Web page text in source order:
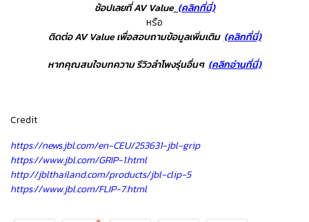
ช้อปเลยที่ AV Value (คลิกที่นี่)
หรือ
ติดต่อ AV Value เพื่อสอบถามข้อมูลเพิ่มเติม (คลิกที่นี่)
หากคุณสนใจบทความ รีวิวลำโพงรุ่นอื่นๆ (คลิกอ่านที่นี่)
Credit
https://news.jbl.com/en-CEU/253631-jbl-grip
https://www.jbl.com/GRIP-1.html
http://jblthailand.com/products/jbl-clip-5
https://www.jbl.com/FLIP-7.html